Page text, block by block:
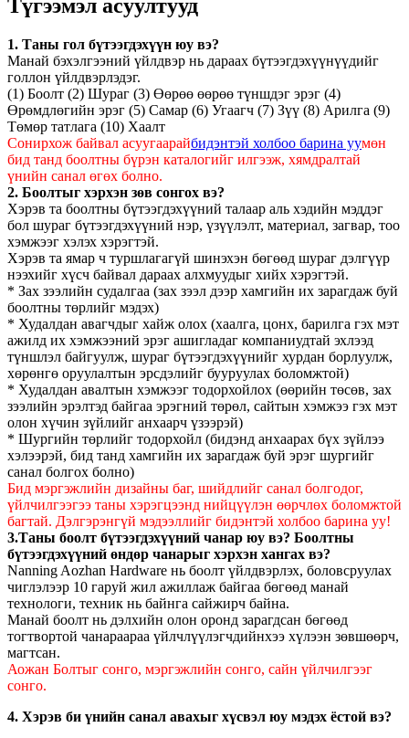
Түгээмэл асуултууд
1. Таны гол бүтээгдэхүүн юу вэ?
Манай бэхэлгээний үйлдвэр нь дараах бүтээгдэхүүнүүдийг
голлон үйлдвэрлэдэг.
(1) Боолт (2) Шураг (3) Өөрөө өөрөө түншдэг эрэг (4)
Өрөмдлөгийн эрэг (5) Самар (6) Угаагч (7) Зүү (8) Арилга (9)
Төмөр татлага (10) Хаалт
Сонирхож байвал асуугаарайбидэнтэй холбоо барина уумөн
бид танд боолтны бүрэн каталогийг илгээж, хямдралтай
үнийн санал өгөх болно.
2. Боолтыг хэрхэн зөв сонгох вэ?
Хэрэв та боолтны бүтээгдэхүүний талаар аль хэдийн мэддэг
бол шураг бүтээгдэхүүний нэр, үзүүлэлт, материал, загвар, тоо
хэмжээг хэлэх хэрэгтэй.
Хэрэв та ямар ч туршлагагүй шинэхэн бөгөөд шураг дэлгүүр
нээхийг хүсч байвал дараах алхмуудыг хийх хэрэгтэй.
* Зах зээлийн судалгаа (зах зээл дээр хамгийн их зарагдаж буй
боолтны төрлийг мэдэх)
* Худалдан авагчдыг хайж олох (хаалга, цонх, барилга гэх мэт
ажилд их хэмжээний эрэг ашигладаг компаниудтай эхлээд
түншлэл байгуулж, шураг бүтээгдэхүүнийг хурдан борлуулж,
хөрөнгө оруулалтын эрсдэлийг бууруулах боломжтой)
* Худалдан авалтын хэмжээг тодорхойлох (өөрийн төсөв, зах
зээлийн эрэлтэд байгаа эрэгний төрөл, сайтын хэмжээ гэх мэт
олон хүчин зүйлийг анхаарч үзээрэй)
* Шургийн төрлийг тодорхойл (бидэнд анхаарах бүх зүйлээ
хэлээрэй, бид танд хамгийн их зарагдаж буй эрэг шургийг
санал болгох болно)
Бид мэргэжлийн дизайны баг, шийдлийг санал болгодог,
үйлчилгээгээ таны хэрэгцээнд нийцүүлэн өөрчлөх боломжтой
багтай. Дэлгэрэнгүй мэдээллийг бидэнтэй холбоо барина уу!
3.Таны боолт бүтээгдэхүүний чанар юу вэ? Боолтны
бүтээгдэхүүний өндөр чанарыг хэрхэн хангах вэ?
Nanning Aozhan Hardware нь боолт үйлдвэрлэх, боловсруулах
чиглэлээр 10 гаруй жил ажиллаж байгаа бөгөөд манай
технологи, техник нь байнга сайжирч байна.
Манай боолт нь дэлхийн олон оронд зарагдсан бөгөөд
тогтвортой чанараараа үйлчлүүлэгчдийнхээ хүлээн зөвшөөрч,
магтсан.
Аожан Болтыг сонго, мэргэжлийн сонго, сайн үйлчилгээг
сонго.
4. Хэрэв би үнийн санал авахыг хүсвэл юу мэдэх ёстой вэ?